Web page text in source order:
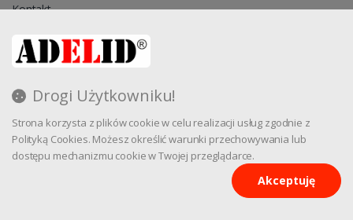
Drogi Użytkowniku!
Strona korzysta z plików cookie w celu realizacji usług zgodnie z
Polityką Cookies. Możesz określić warunki przechowywania lub
dostępu mechanizmu cookie w Twojej przeglądarce.
Akceptuję
Kontakt
Regulamin
Reklamacja
Oprogramowanie sklepu internetowego dostarczaCStore.pl